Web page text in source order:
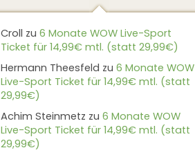
Croll zu 6 Monate WOW Live-Sport
Ticket für 14,99€ mtl. (statt 29,99€)
Hermann Theesfeld zu 6 Monate WOW
Live-Sport Ticket für 14,99€ mtl. (statt
29,99€)
Achim Steinmetz zu 6 Monate WOW
Live-Sport Ticket für 14,99€ mtl. (statt
29,99€)